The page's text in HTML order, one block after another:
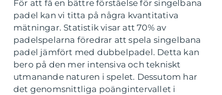
För att få en bättre förståelse för singelbana
padel kan vi titta på några kvantitativa
mätningar. Statistik visar att 70% av
padelspelarna föredrar att spela singelbana
padel jämfört med dubbelpadel. Detta kan
bero på den mer intensiva och tekniskt
utmanande naturen i spelet. Dessutom har
det genomsnittliga poängintervallet i